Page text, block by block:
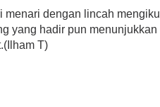
menari dengan lincah
yang hadir pun
T)